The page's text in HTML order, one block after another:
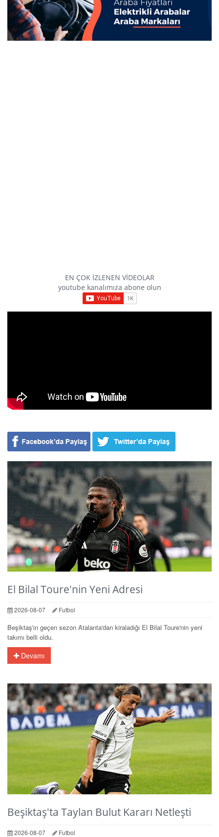
EN ÇOK İZLENEN VİDEOLAR
youtube kanalımıza abone olun
El Bilal Toure'nin Yeni Adresi
2026-08-07 Futbol
Beşiktaş'ın geçen sezon Atalanta'dan kiraladığı El Bilal Toure'nin yeni
takımı belli oldu.
Devamı
Beşiktaş'ta Taylan Bulut Kararı Netleşti
2026-08-07 Futbol